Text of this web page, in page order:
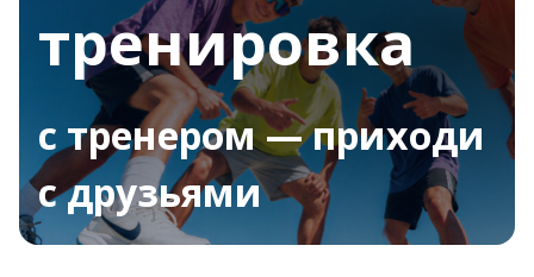
тренировка
с тренером — приходи
с друзьями